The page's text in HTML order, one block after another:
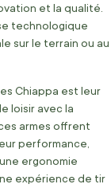
et la qualité.
technologique
sur le terrain ou au
Chiappa est leur
loisir avec la
armes offrent
performance,
ergonomie
expérience de tir